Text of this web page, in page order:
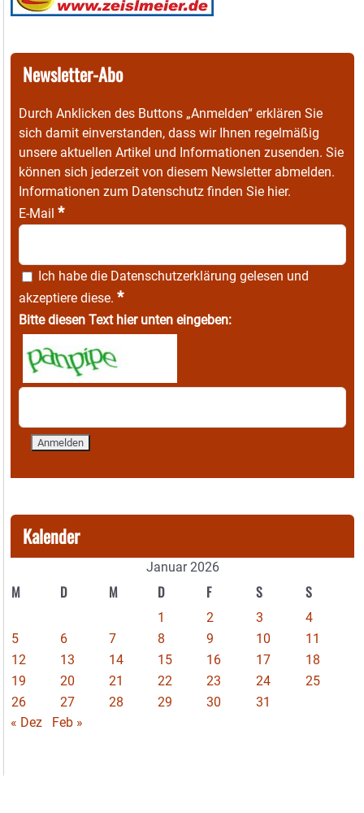
Newsletter-Abo
Durch Anklicken des Buttons „Anmelden“ erklären Sie
sich damit einverstanden, dass wir Ihnen regelmäßig
unsere aktuellen Artikel und Informationen zusenden. Sie
können sich jederzeit von diesem Newsletter abmelden.
Informationen zum Datenschutz finden Sie hier.
E-Mail *
Ich habe die Datenschutzerklärung gelesen und
akzeptiere diese. *
Bitte diesen Text hier unten eingeben:
Kalender
Januar 2026
M D M D F S S
1 2 3
4
5
6 7 8 9 10
11
12
13 14 15 16 17
18
19
20 21 22 23 24
25
26
27 28 29 30
31
« Dez
Feb »